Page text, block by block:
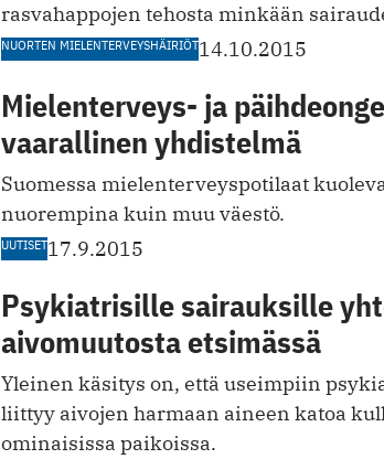
rasvahappojen tehosta minkään
NUORTEN MIELENTERVEYSHÄIRIÖT14.10.2015
Mielenterveys- ja
vaarallinen yhdistelmä
Suomessa mielenterveyspotilaat
nuorempina kuin muu väestö.
UUTISET17.9.2015
Psykiatrisille sairauksille
aivomuutosta etsimässä
Yleinen käsitys on, että useimpiin
liittyy aivojen harmaan aineen katoa
ominaisissa paikoissa.